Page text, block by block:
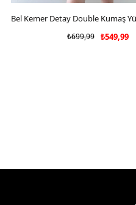
SEPETE EKLE
₺549,99
₺699,99